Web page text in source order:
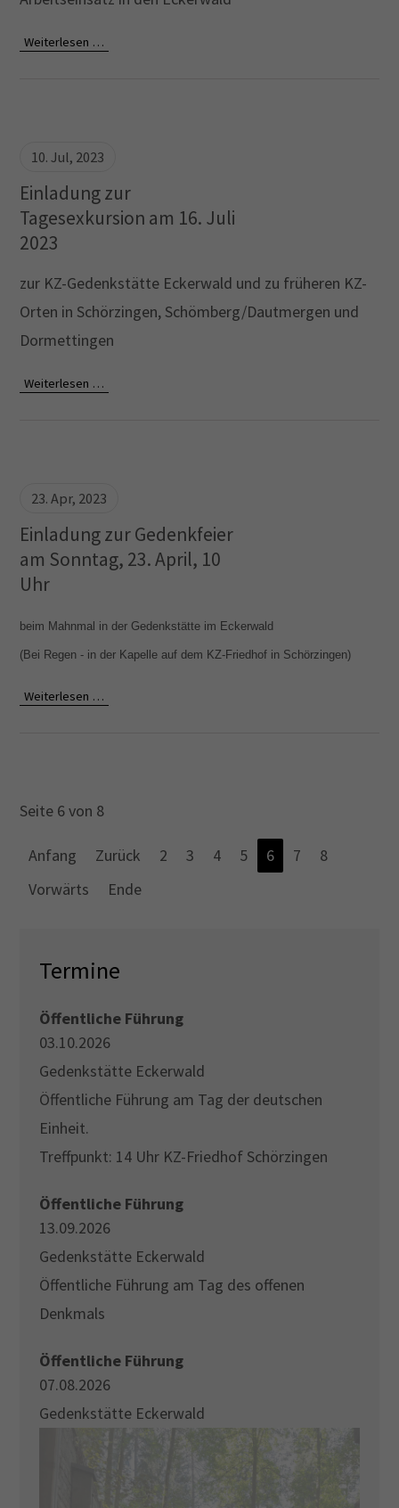
Weiterlesen …
10. Jul, 2023
Einladung zur
Tagesexkursion am 16. Juli
2023
zur KZ-Gedenkstätte Eckerwald und zu früheren KZ-
Orten in Schörzingen, Schömberg/Dautmergen und
Dormettingen
Weiterlesen …
23. Apr, 2023
Einladung zur Gedenkfeier
am Sonntag, 23. April, 10
Uhr
beim Mahnmal in der Gedenkstätte im Eckerwald
(Bei Regen - in der Kapelle auf dem KZ-Friedhof in Schörzingen)
Weiterlesen …
Seite 6 von 8
Anfang Zurück 2 3 4 5 6 7
8
Vorwärts
Ende
Termine
Öffentliche Führung
03.10.2026
Gedenkstätte Eckerwald
Öffentliche Führung am Tag der deutschen
Einheit.
Treffpunkt: 14 Uhr KZ-Friedhof Schörzingen
Öffentliche Führung
13.09.2026
Gedenkstätte Eckerwald
Öffentliche Führung am Tag des offenen
Denkmals
Öffentliche Führung
07.08.2026
Gedenkstätte Eckerwald